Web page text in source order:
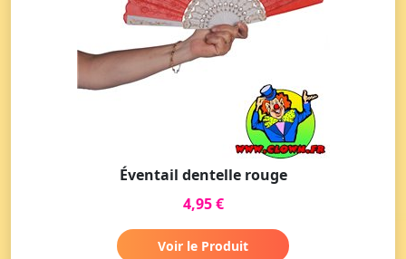
Éventail dentelle rouge
4,95 €
Voir le Produit